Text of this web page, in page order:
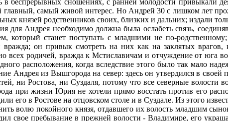
в беспрерывных сношениях, с ранней молодости привыкали
главный, самый живой интерес. Но Андрей 30 с лишком лет
князей родственников своих, близких и дальних; издали
для Андрея необходимо должна была ослабеть связь,
который станет поступать с младшими не по-
он привык смотреть на них как на заклятых
всех родичей, вражда к Мстиславичам и отчуждение от юга
расположения, когда вследствие этого было так мало
Андрея из Вышгорода на север: здесь он утвердился в
ни Ростова, ни Суздаля, потому что все северные
при жизни Юрия не хотели прямо восстать против его
его в Ростове на отцовском столе и в Суздале. Из этого
волю покойного князя, отдавшего их волость младшим
свое пребывание в прежней волости - Владимире, его